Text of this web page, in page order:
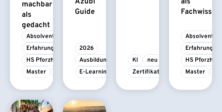
machbar
als
gedacht
Absolvent/-in
Erfahrungsbericht
HS Pforzheim
Master
Guide
2026
Ausbildung
E-Learning
KI
neu
Zertifikatskurs
Fachwissen
Absolvent/-
HS
Master